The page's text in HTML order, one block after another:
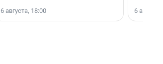
6 августа, 18:00
области».
6